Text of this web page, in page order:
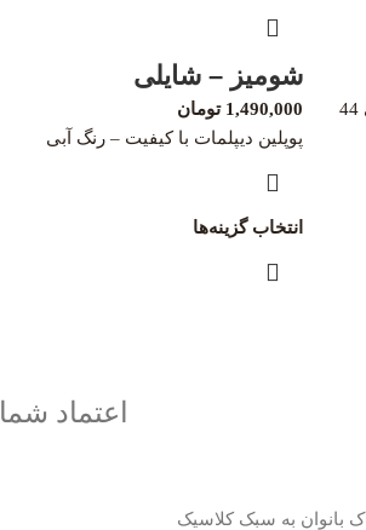
شومیز – شایلی
1,490,000 تومان
پوپلین دیپلمات با کیفیت – رنگ آبی
انتخاب گزینه‌ها
بانوان به سبک کلاسیک
اعتماد شما